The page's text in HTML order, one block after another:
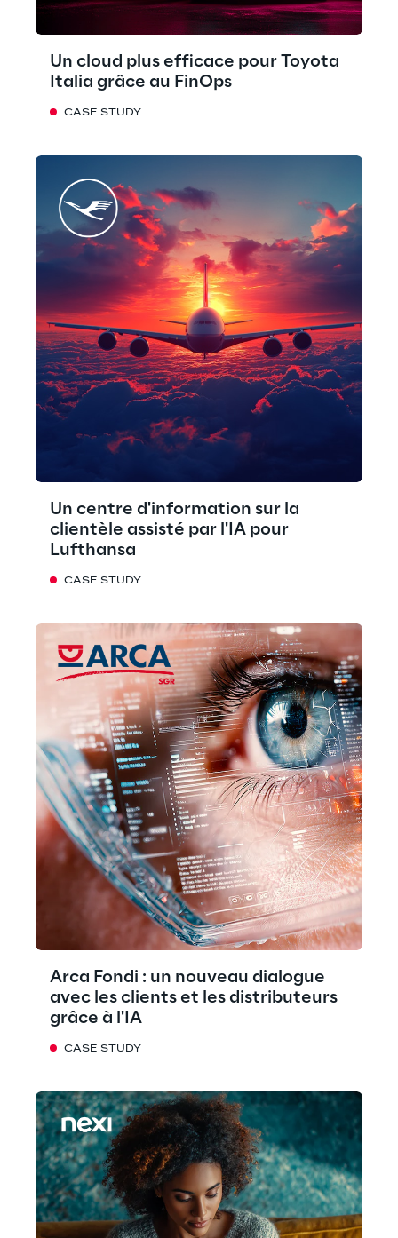
Un cloud plus efficace pour Toyota
Italia grâce au FinOps
CASE STUDY
Un centre d'information sur la
clientèle assisté par l'IA pour
Lufthansa
CASE STUDY
Arca Fondi : un nouveau dialogue
avec les clients et les distributeurs
grâce à l'IA
CASE STUDY